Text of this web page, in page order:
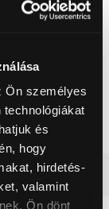
Ön személyes
és
hogy
hirdetés-
valamint
Ön dönt